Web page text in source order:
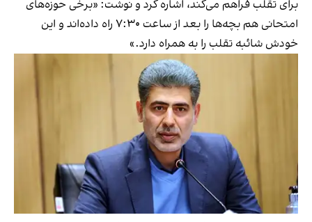
برای تقلب فراهم می‌کند، اشاره کرد و نوشت: «برخی حوزه‌های
امتحانی هم بچه‌ها را بعد از ساعت ۷:۳۰ راه داده‌اند و اين
خودش شائبه تقلب را به همراه دارد.»